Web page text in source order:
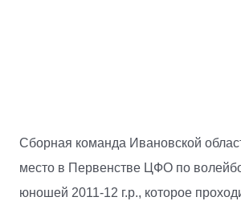
Сборная команда Ивановской
место в Первенстве ЦФО по
юношей 2011-12 г.р., которое